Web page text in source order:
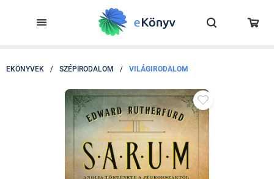
EKÖNYVEK / SZÉPIRODALOM / VILÁGIRODALOM